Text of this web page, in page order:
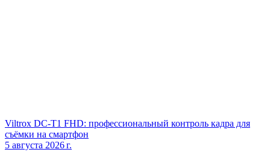
Viltrox DC‑T1 FHD: профессиональный контроль кадра для
съёмки на смартфон
5 августа 2026 г.